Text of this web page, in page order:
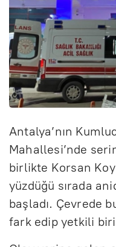
Antalya’nın
Mahallesi’nde
birlikte Korsan
yüzdüğü sırada
başladı. Çevrede
fark edip yetkili